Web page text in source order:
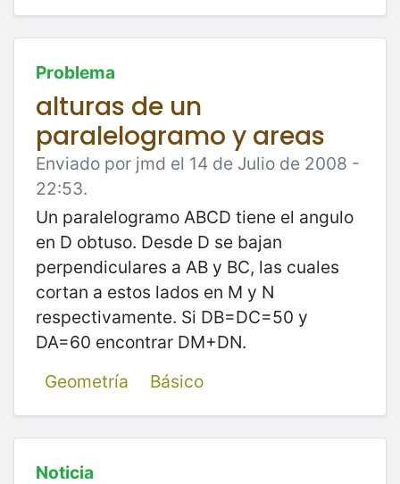
Problema
alturas de un
paralelogramo y areas
Enviado por jmd el 14 de Julio de 2008 -
22:53.
Un paralelogramo ABCD tiene el angulo
en D obtuso. Desde D se bajan
perpendiculares a AB y BC, las cuales
cortan a estos lados en M y N
respectivamente. Si DB=DC=50 y
DA=60 encontrar DM+DN.
Geometría
Básico
Noticia